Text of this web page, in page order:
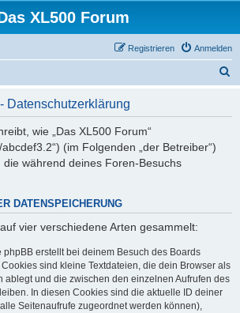
XL500 Forum
Anmelden
Registrieren
Datenschutzerklärung
wie „Das XL500 Forum“
(im Folgenden „der Betreiber“)
während deines Foren-Besuchs
DATENSPEICHERUNG
vier verschiedene Arten gesammelt:
phpBB erstellt bei deinem Besuch des Boards
sind kleine Textdateien, die dein Browser als
ablegt und die zwischen den einzelnen Aufrufen des
In diesen Cookies sind die aktuelle ID deiner
Seitenaufrufe zugeordnet werden können),